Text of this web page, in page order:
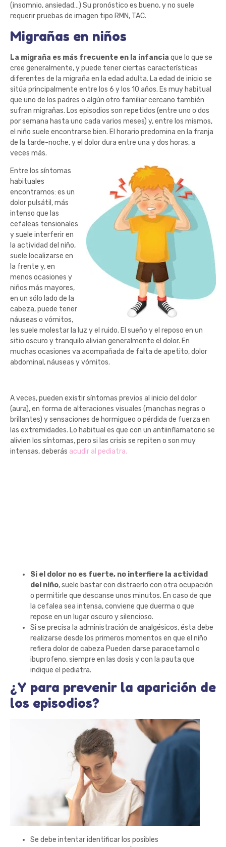
(insomnio, ansiedad…) Su pronóstico es bueno, y no suele
requerir pruebas de imagen tipo RMN, TAC.
Migrañas en niños
La migraña es más frecuente en la infancia que lo que se
cree generalmente, y puede tener ciertas características
diferentes de la migraña en la edad adulta. La edad de inicio se
sitúa principalmente entre los 6 y los 10 años. Es muy habitual
que uno de los padres o algún otro familiar cercano también
sufran migrañas. Los episodios son repetidos (entre uno o dos
por semana hasta uno cada varios meses) y, entre los mismos,
el niño suele encontrarse bien. El horario predomina en la franja
de la tarde-noche, y el dolor dura entre una y dos horas, a
veces más.
Entre los síntomas
habituales
encontramos: es un
dolor pulsátil, más
intenso que las
cefaleas tensionales
y suele interferir en
la actividad del niño,
suele localizarse en
la frente y, en
menos ocasiones y
niños más mayores,
en un sólo lado de la
cabeza, puede tener
náuseas o vómitos,
les suele molestar la luz y el ruido. El sueño y el reposo en un
sitio oscuro y tranquilo alivian generalmente el dolor. En
muchas ocasiones va acompañada de falta de apetito, dolor
abdominal, náuseas y vómitos.
A veces, pueden existir síntomas previos al inicio del dolor
(aura), en forma de alteraciones visuales (manchas negras o
brillantes) y sensaciones de hormigueo o pérdida de fuerza en
las extremidades. Lo habitual es que con un antiinflamatorio se
alivien los síntomas, pero si las crisis se repiten o son muy
intensas, deberás acudir al pediatra.
Si el dolor no es fuerte, no interfiere la actividad
del niño, suele bastar con distraerlo con otra ocupación
o permitirle que descanse unos minutos. En caso de que
la cefalea sea intensa, conviene que duerma o que
repose en un lugar oscuro y silencioso.
Si se precisa la administración de analgésicos, ésta debe
realizarse desde los primeros momentos en que el niño
refiera dolor de cabeza Pueden darse paracetamol o
ibuprofeno, siempre en las dosis y con la pauta que
indique el pediatra.
¿Y para prevenir la aparición de
los episodios?
Se debe intentar identificar los posibles